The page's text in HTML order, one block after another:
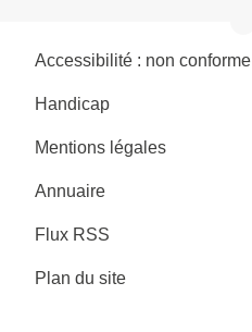
Accessibilité : non conforme
Handicap
Mentions légales
Annuaire
Flux RSS
Plan du site